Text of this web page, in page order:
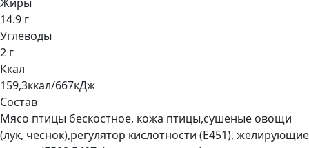
14.9 г
Углеводы
2 г
Ккал
159,3ккал/667кДж
Состав
Мясо птицы бескостное, кожа птицы,сушеные овощи
(лук, чеснок),регулятор кислотности (Е451), желирующие